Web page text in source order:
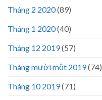
Tháng 2 2020(89)
Tháng 1 2020(40)
Tháng 12 2019(57)
Tháng mười một 2019(74)
Tháng 10 2019(71)